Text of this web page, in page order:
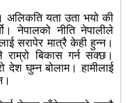
अलिकति यता उता भयो की
नेपालको नीति नेपालीले
सरापेर मात्रै केही हुन्न।
बिकास गर्न सक्छ।
देश घुम्न बोलाम। हामीलाई